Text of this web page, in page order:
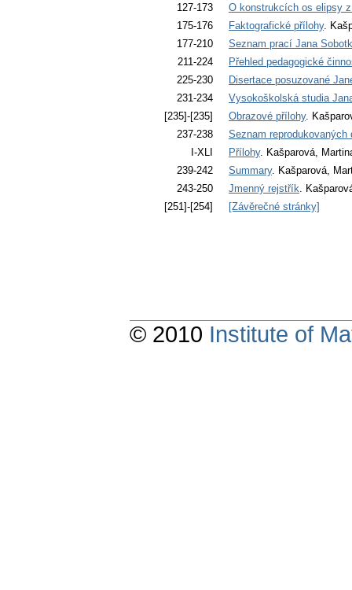
127-173
O konstrukcích os elipsy
175-176
Faktografické přílohy.
177-210
Seznam prací Jana
211-224
Přehled pedagogické
225-230
Disertace posuzované
231-234
Vysokoškolská studia
[235]-[235]
Obrazové přílohy.
237-238
Seznam
I-XLI
Přílohy. Kašparová,
239-242
Summary. Kašparová,
243-250
Jmenný rejstřík .
[251]-[254]
[Závěrečné stránky]
© 2010 Institute of